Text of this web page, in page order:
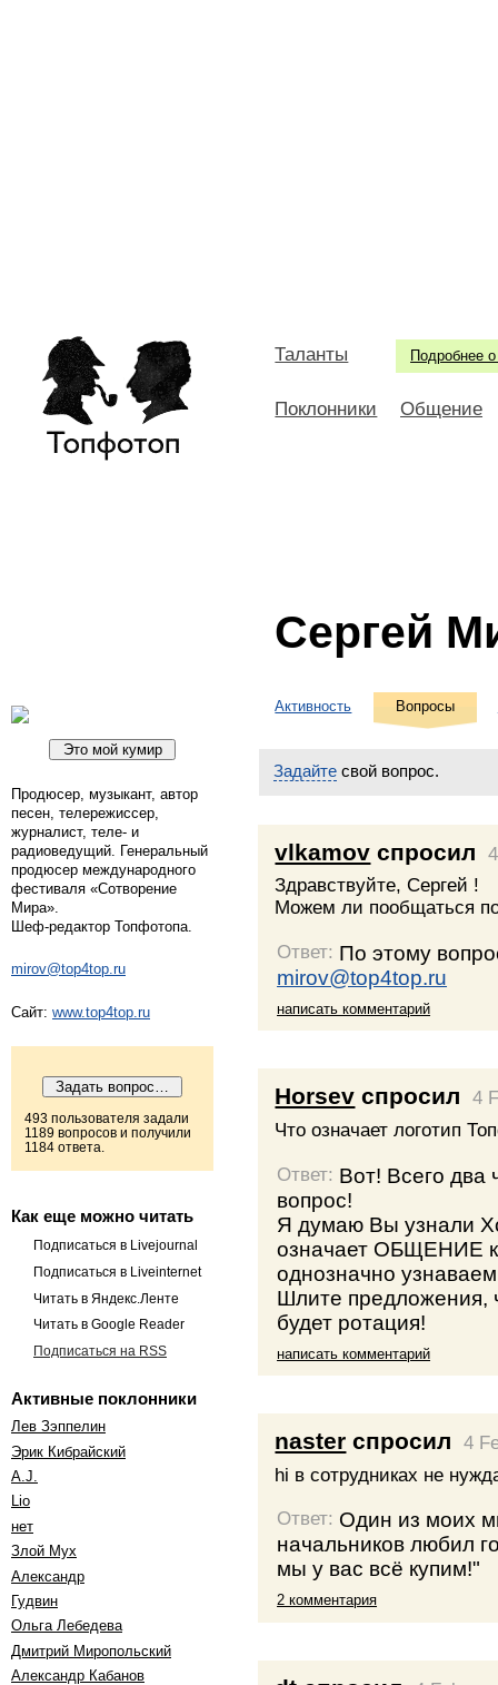
Подробнее о
Таланты
Поклонники Общение
Сергей
Продюсер, музыкант, автор
песен, телережиссер,
журналист, теле- и
радиоведущий. Генеральный
продюсер международного
фестиваля «Сотворение
Мира».
Шеф-редактор Топфотопа.
mirov@top4top.ru
Сайт: www.top4top.ru
493 пользователя задали
1189 вопросов и получили
1184 ответа.
Как еще можно читать
Подписаться в Livejournal
Подписаться в Liveinternet
Читать в Яндекс.Ленте
Читать в Google Reader
Подписаться на RSS
Активные поклонники
Лев Зэппелин
Эрик Кибрайский
A.J.
Lio
нет
Злой Мух
Александр
Гудвин
Ольга Лебедева
Дмитрий Миропольский
Александр Кабанов
Активность Вопросы
Задайте свой вопрос.
vlkamov спросил
Здравствуйте, Сергей !
Можем ли пообщаться
Ответ: По этому
mirov@top4top.ru
написать комментарий
Horsev спросил
4
Что означает логотип
Ответ: Вот! Всего два
вопрос!
Я думаю Вы узнали
означает ОБЩЕНИЕ
однозначно
Шлите
будет ротация!
написать комментарий
naster спросил
4
hi в сотрудниках не
Ответ: Один из моих
начальников любил
мы у вас всё купим!"
2 комментария